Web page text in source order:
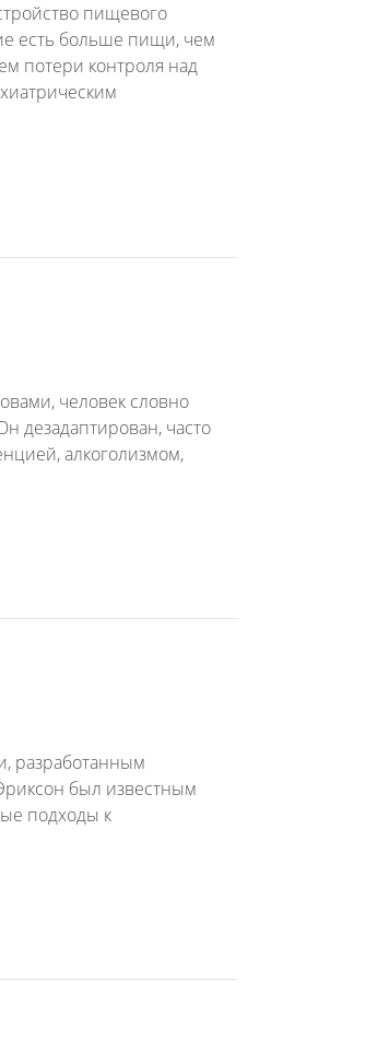
пищевого
есть больше пищи, чем
потери контроля над
человек словно
дезадаптирован, часто
алкоголизмом,
разработанным
был известным
подходы к